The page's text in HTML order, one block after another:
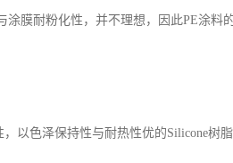
膜耐粉化性，并不理想，因此PE涂料
以色泽保持性与耐热性优的Silicone树